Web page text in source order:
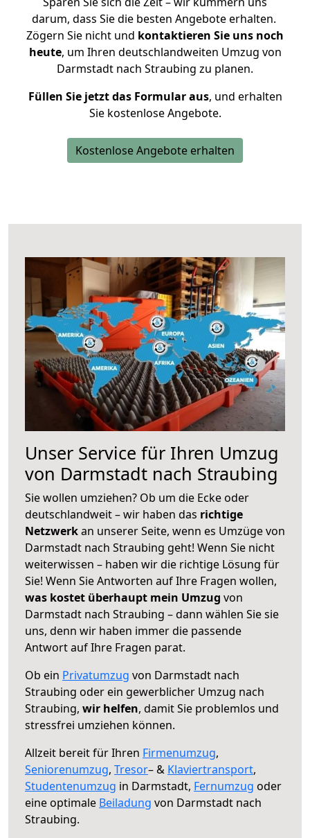
darum, dass Sie die besten Angebote erhalten.
Zögern Sie nicht und kontaktieren Sie uns noch
heute, um Ihren deutschlandweiten Umzug von
Darmstadt nach Straubing zu planen.
Füllen Sie jetzt das Formular aus, und erhalten
Sie kostenlose Angebote.
Kostenlose Angebote erhalten
Unser Service für Ihren Umzug
von Darmstadt nach Straubing
Sie wollen umziehen? Ob um die Ecke oder
deutschlandweit – wir haben das richtige
Netzwerkan unserer Seite, wenn es Umzüge von
Darmstadt nach Straubing geht! Wenn Sie nicht
weiterwissen – haben wir die richtige Lösung für
Sie! Wenn Sie Antworten auf Ihre Fragen wollen,
was kostet überhaupt mein Umzug von
Darmstadt nach Straubing – dann wählen Sie sie
uns, denn wir haben immer die passende
Antwort auf Ihre Fragen parat.
Ob ein Privatumzug von Darmstadt nach
Straubing oder ein gewerblicher Umzug nach
Straubing, wir helfen, damit Sie problemlos und
stressfrei umziehen können.
Allzeit bereit für Ihren Firmenumzug,
Seniorenumzug, Tresor– & Klaviertransport,
Studentenumzug in Darmstadt, Fernumzug oder
eine optimale Beiladung von Darmstadt nach
Straubing.